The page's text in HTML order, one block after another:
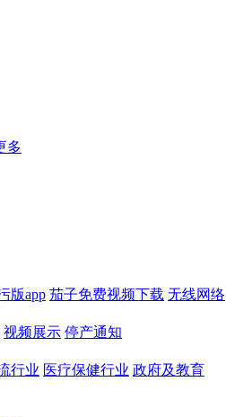
多
版app 茄子免费视频下载 无线网络
视频展示 停产通知
行业 医疗保健行业 政府及教育